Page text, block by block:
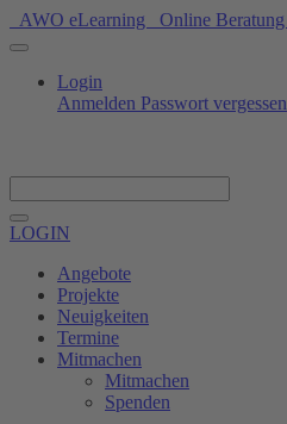
AWO eLearning Online Beratung
Login
Anmelden Passwort vergessen
LOGIN
Angebote
Projekte
Neuigkeiten
Termine
Mitmachen
Mitmachen
Spenden